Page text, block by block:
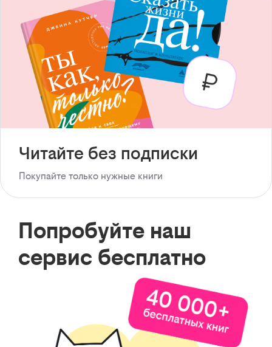
Читайте без подписки
Покупайте только нужные книги
Попробуйте наш
сервис бесплатно